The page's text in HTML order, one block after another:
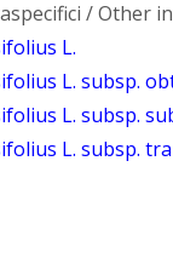
/ Other
L.
L. subsp.
L. subsp.
L. subsp.